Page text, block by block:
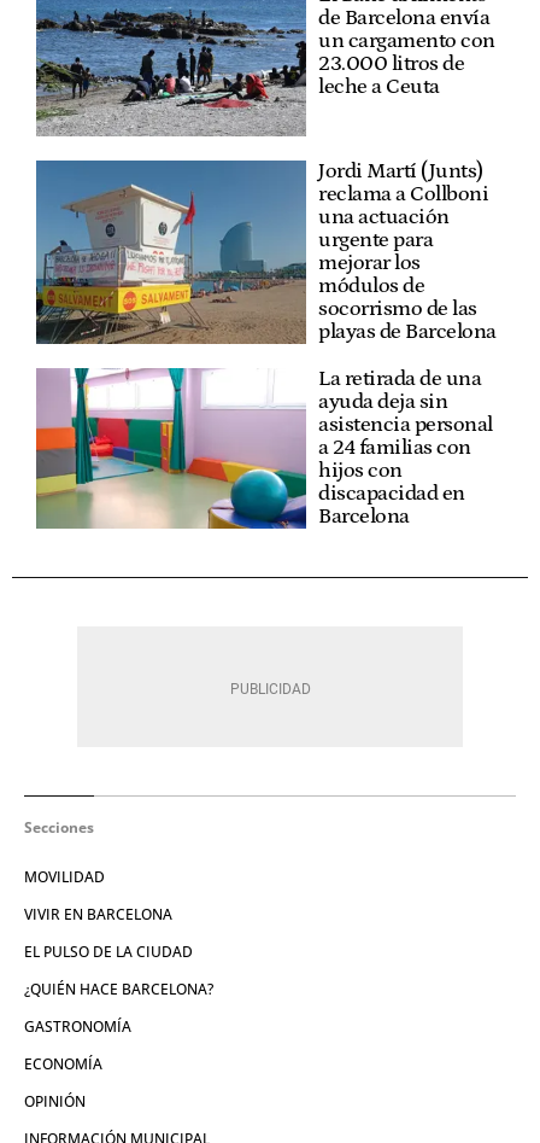
de Barcelona envía
un cargamento con
23.000 litros de
leche a Ceuta
Jordi Martí (Junts)
reclama a Collboni
una actuación
urgente para
mejorar los
módulos de
socorrismo de las
playas de Barcelona
La retirada de una
ayuda deja sin
asistencia personal
a 24 familias con
hijos con
discapacidad en
Barcelona
Secciones
MOVILIDAD
VIVIR EN BARCELONA
EL PULSO DE LA CIUDAD
¿QUIÉN HACE BARCELONA?
GASTRONOMÍA
ECONOMÍA
OPINIÓN
INFORMACIÓN MUNICIPAL